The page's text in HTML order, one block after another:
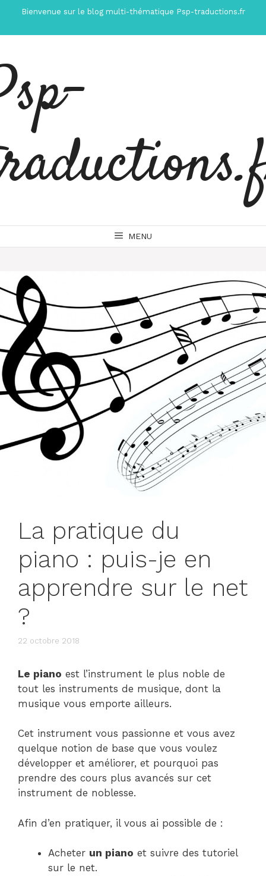
contenu
Bienvenue sur le blog multi-thématique Psp-traductions.fr
MENU
La pratique du
piano : puis-je en
apprendre sur le net
?
22 octobre 2018
Le piano est l’instrument le plus noble de
tout les instruments de musique, dont la
musique vous emporte ailleurs.
Cet instrument vous passionne et vous avez
quelque notion de base que vous voulez
développer et améliorer, et pourquoi pas
prendre des cours plus avancés sur cet
instrument de noblesse.
Afin d’en pratiquer, il vous ai possible de :
Acheter un piano et suivre des tutoriel
sur le net.